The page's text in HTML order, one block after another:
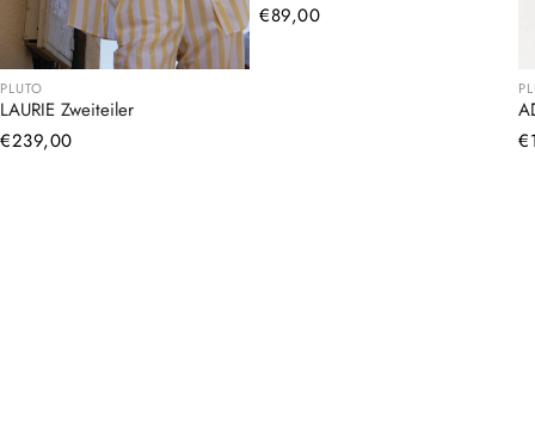
PLUTO
LAURIE Zweiteiler
Normaler
€239,00
Normaler
€89,00